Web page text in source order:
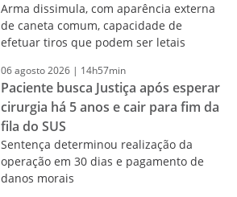
Arma dissimula, com aparência externa
de caneta comum, capacidade de
efetuar tiros que podem ser letais
06agosto2026 | 14h57min
Paciente busca Justiça após esperar
cirurgia há 5 anos e cair para fim da
fila do SUS
Sentença determinou realização da
operação em 30 dias e pagamento de
danos morais